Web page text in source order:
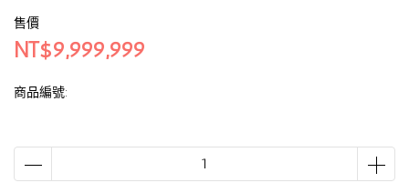
售價
NT$9,999,999
商品編號: